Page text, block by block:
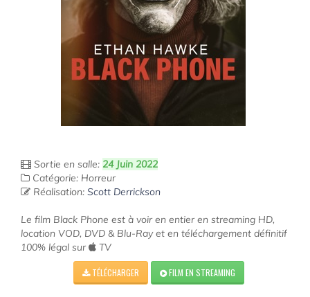
Sortie en salle: 24 Juin 2022
Catégorie: Horreur
Réalisation: Scott Derrickson
Le film Black Phone est à voir en entier en streaming HD,
location VOD, DVD & Blu-Ray et en téléchargement définitif
100% légal sur
TV
TÉLÉCHARGER FILM EN STREAMING